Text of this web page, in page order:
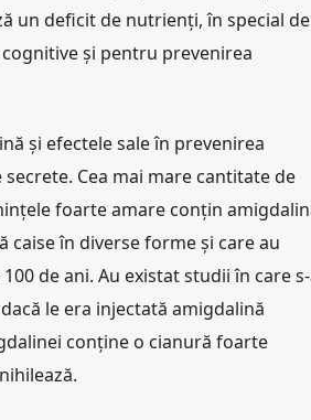
un deficit de nutrienți, în special de
și pentru prevenirea
și efectele sale în prevenirea
Cea mai mare cantitate de
foarte amare conțin
caise în diverse forme și care au
de ani. Au existat studii în care
le era injectată amigdalină
conține o cianură foarte